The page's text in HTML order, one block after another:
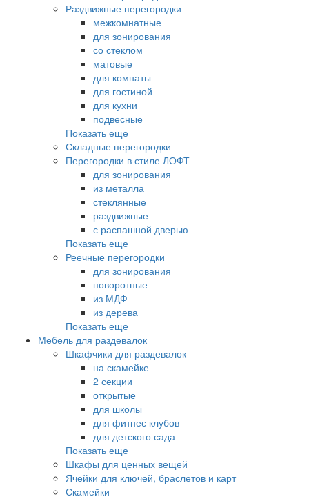
Раздвижные перегородки
межкомнатные
для зонирования
со стеклом
матовые
для комнаты
для гостиной
для кухни
подвесные
Показать еще
Складные перегородки
Перегородки в стиле ЛОФТ
для зонирования
из металла
стеклянные
раздвижные
с распашной дверью
Показать еще
Реечные перегородки
для зонирования
поворотные
из МДФ
из дерева
Показать еще
Мебель для раздевалок
Шкафчики для раздевалок
на скамейке
2 секции
открытые
для школы
для фитнес клубов
для детского сада
Показать еще
Шкафы для ценных вещей
Ячейки для ключей, браслетов и карт
Скамейки